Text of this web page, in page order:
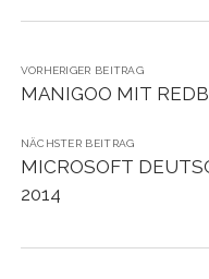
VORHERIGER BEITRAG
MANIGOO MIT
NÄCHSTER BEITRAG
MICROSOFT
2014